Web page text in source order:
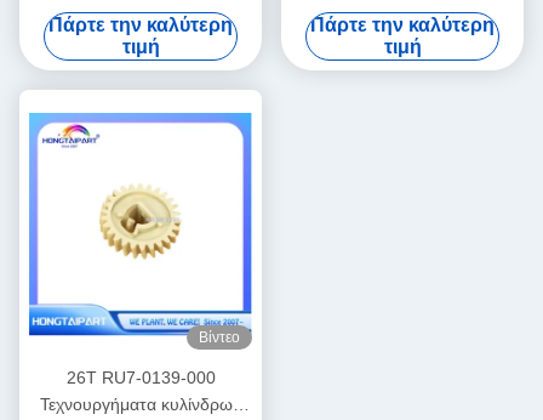
M506 M527 Ανταλλακτικά
Hongtaipart
Πάρτε την καλύτερη
τιμή
0185-000 για HP 1010 1012
1015 1018 1020 M1005
3015 3020 3030 Canon Fax
Πάρτε την καλύτερη
τιμή
Βίντεο
26T RU7-0139-000
Τεχνουργήματα κυλίνδρων